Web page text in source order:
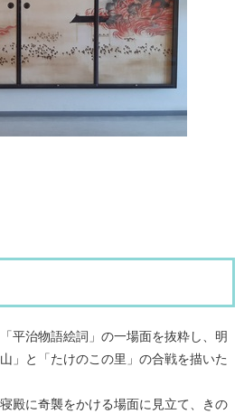
平治物語絵詞」の一場面を抜粋し、明
」と「たけのこの里」の合戦を描いた
殿に奇襲をかける場面に見立て、きの